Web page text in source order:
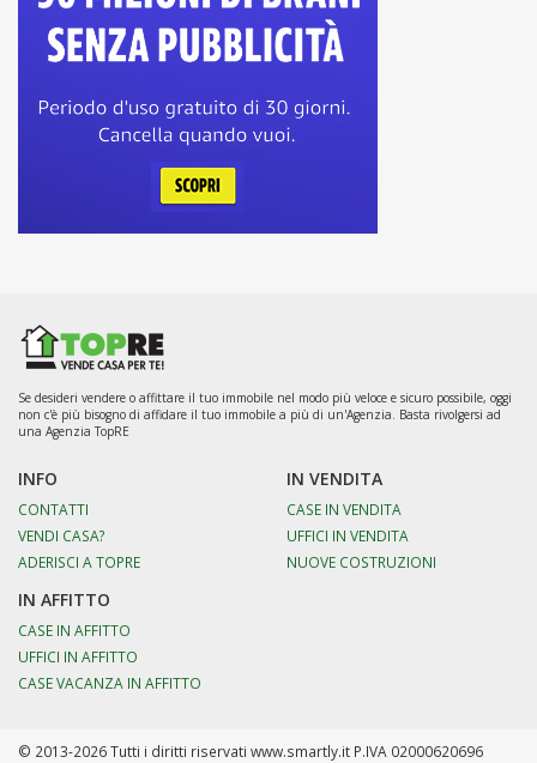
Se desideri vendere o affittare il tuo immobile nel modo più veloce e sicuro possibile, oggi
non c'è più bisogno di affidare il tuo immobile a più di un'Agenzia. Basta rivolgersi ad
una Agenzia TopRE
INFO
CONTATTI
VENDI CASA?
ADERISCI A TOPRE
IN VENDITA
CASE IN VENDITA
UFFICI IN VENDITA
NUOVE COSTRUZIONI
IN AFFITTO
CASE IN AFFITTO
UFFICI IN AFFITTO
CASE VACANZA IN AFFITTO
© 2013-2026 Tutti i diritti riservati www.smartly.it P.IVA 02000620696